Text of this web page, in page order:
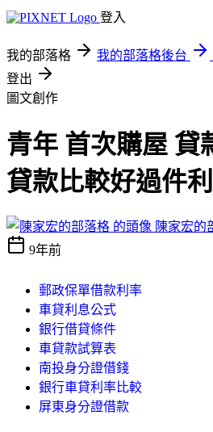
登入
我的部落格 我的部落格後台
登出
圖文創作
青年 首次購屋 貸
貸款比較好過件
陳家宏的
9年前
郵政保單借款利率
車貸利息公式
銀行借貸條件
車貸款試算表
南投身分證借錢
銀行車貸利率比較
屏東身分證借款